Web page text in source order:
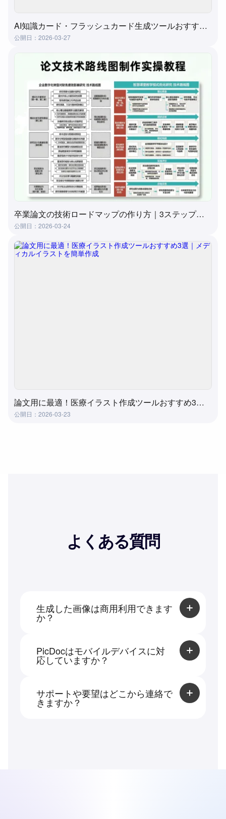
AI知識カード・フラッシュカード生成ツールおすすめ４選｜実測比較
公開日：2026-03-27
卒業論文の技術ロードマップの作り方｜3ステップ実践ガイド（おすすめツール付き）
公開日：2026-03-24
論文用に最適！医療イラスト作成ツールおすすめ3選｜メディカルイラストを簡単作成
公開日：2026-03-23
よくある質問
生成した画像は商用利用できます
か？
ユーザーの商用利用が許可されています。
PicDocはモバイルデバイスに対
応していますか？
用をおすすめします。
サポートや要望はどこから連絡で
きますか？